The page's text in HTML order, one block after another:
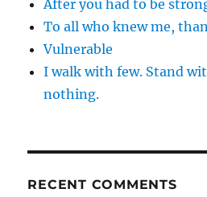
After you had to be
To all who knew me,
Vulnerable
I walk with few. Stand
nothing.
RECENT COMMENTS